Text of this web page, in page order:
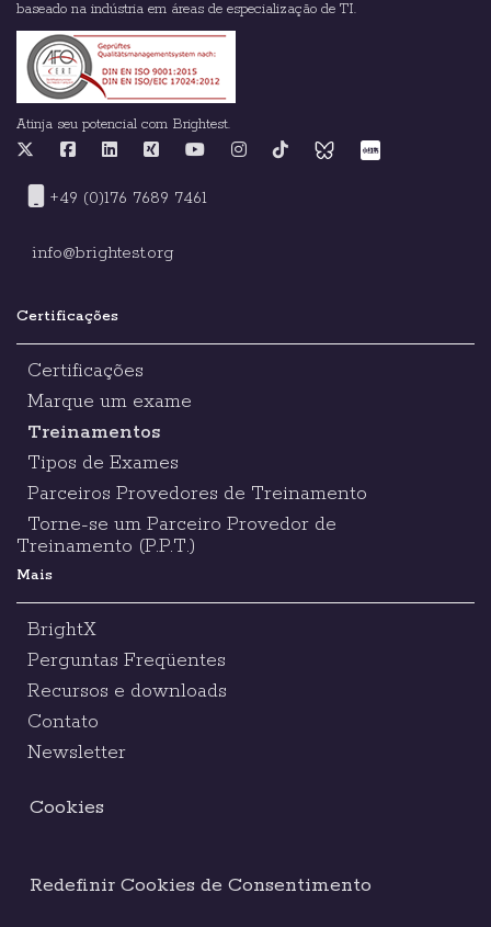
baseado na indústria em áreas de especialização de TI.
Atinja seu potencial com Brightest.
+49 (0)176 7689 7461
info@brightest.org
Certificações
Certificações
Marque um exame
Treinamentos
Tipos de Exames
Parceiros Provedores de Treinamento
Torne-se um Parceiro Provedor de
Treinamento (P.P.T.)
Mais
BrightX
Perguntas Freqüentes
Recursos e downloads
Contato
Newsletter
Cookies
Redefinir Cookies de Consentimento